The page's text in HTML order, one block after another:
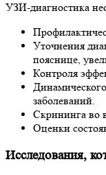
УЗИ-диагностика
Уточнения
пояснице,
Контроля
заболеваний.
Скрининга во
Оценки
Исследования,